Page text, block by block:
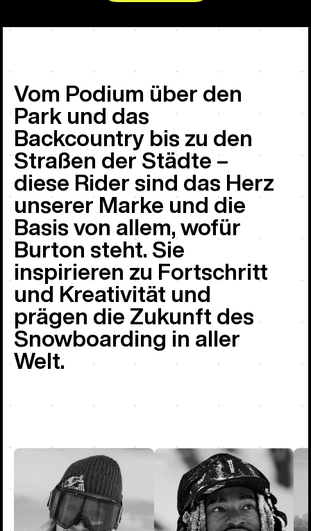
Vom Podium über den
Park und das
Backcountry bis zu den
Straßen der Städte –
diese Rider sind das Herz
unserer Marke und die
Basis von allem, wofür
Burton steht. Sie
inspirieren zu Fortschritt
und Kreativität und
prägen die Zukunft des
Snowboarding in aller
Welt.